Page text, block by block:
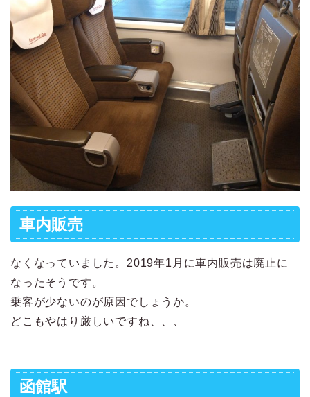
車内販売
なくなっていました。2019年1月に車内販売は廃止に
なったそうです。
乗客が少ないのが原因でしょうか。
どこもやはり厳しいですね、、、
函館駅